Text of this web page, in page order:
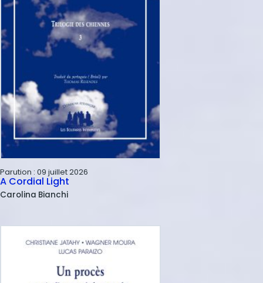
Parution : 09 juillet 2026
A Cordial Light
Carolina Bianchi